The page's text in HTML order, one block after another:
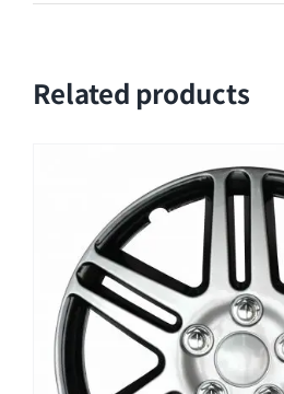
Related products